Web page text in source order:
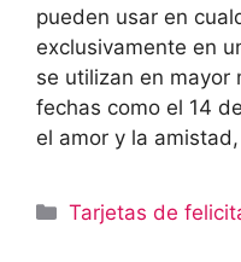
pueden usar en
exclusivamente en
se utilizan en mayor
fechas como el 14
el amor y la
Categorías
Tarjetas de